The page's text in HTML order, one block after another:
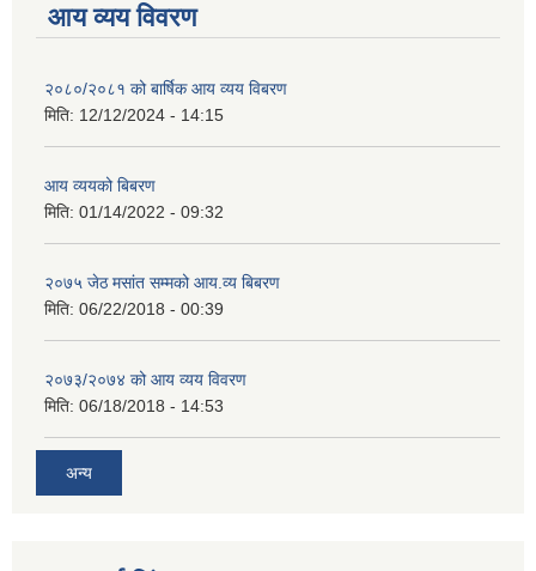
आय व्यय विवरण
२०८०/२०८१ को बार्षिक आय व्यय विबरण
मिति: 12/12/2024 - 14:15
आय व्ययको बिबरण
मिति: 01/14/2022 - 09:32
२०७५ जेठ मसांत सम्मको आय.व्य बिबरण
मिति: 06/22/2018 - 00:39
२०७३/२०७४ को आय व्यय विवरण
मिति: 06/18/2018 - 14:53
अन्य